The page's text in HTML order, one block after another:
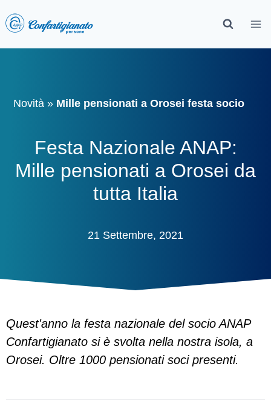
Novità » Mille pensionati a Orosei festa socio
Festa Nazionale ANAP:
Mille pensionati a Orosei da
tutta Italia
21 Settembre, 2021
Quest'anno la festa nazionale del socio ANAP
Confartigianato si è svolta nella nostra isola, a
Orosei. Oltre 1000 pensionati soci presenti.